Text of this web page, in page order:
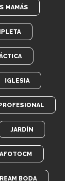
MAMÁS
IGLESIA
JARDÍN
BODA